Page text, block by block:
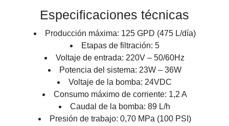
Especificaciones técnicas
Producción máxima: 125 GPD (475 L/día)
Etapas de filtración: 5
Voltaje de entrada: 220V – 50/60Hz
Potencia del sistema: 23W – 36W
Voltaje de la bomba: 24VDC
Consumo máximo de corriente: 1,2 A
Caudal de la bomba: 89 L/h
Presión de trabajo: 0,70 MPa (100 PSI)